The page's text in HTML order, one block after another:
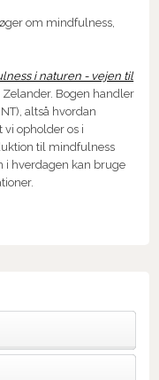
om mindfulness,
i naturen - vejen til
Zelander. Bogen handler
altså hvordan
vi opholder os i
til mindfulness
i hverdagen kan bruge